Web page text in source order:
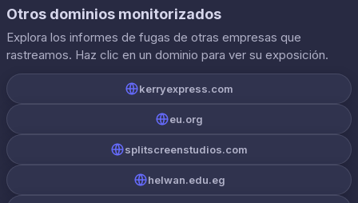
Otros dominios monitorizados
Explora los informes de fugas de otras empresas que
rastreamos. Haz clic en un dominio para ver su exposición.
kerryexpress.com
eu.org
splitscreenstudios.com
helwan.edu.eg